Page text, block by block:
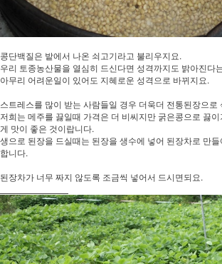
콩단백질은 밭에서 나온 쇠고기라고 불리우지요.
우리 토종농산물을 열심히 드신다면 성격까지도 밝아진다
아무리 어려운일이 있어도 지혜로운 성격으로 바뀌지요.
스트레스를 많이 받는 사람들일 경우 더욱더 전통된장으로
저희는 메주를 끓일때 가격은 더 비씨지만 굵은콩으로 끓
게 맛이 좋은 것이랍니다.
생으로 된장을 드실때는 된장을 생수에 넣어 된장차로 만
합니다.
된장차가 너무 짜지 않도록 조금씩 넣어서 드시면되요.